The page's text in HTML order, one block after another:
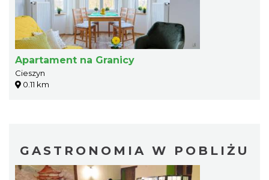
Apartament na Granicy
Cieszyn
0.11 km
GASTRONOMIA W POBLIŻU